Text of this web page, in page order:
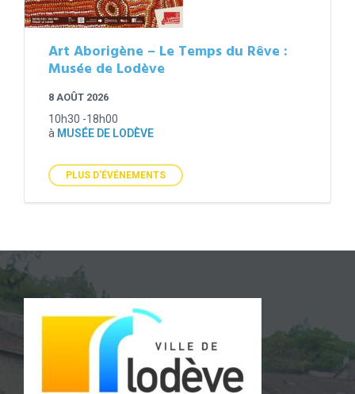
Art Aborigène – Le Temps du Rêve :
Musée de Lodève
8 AOÛT 2026
10h30 -18h00
à MUSÉE DE LODÈVE
PLUS D'ÉVÉNEMENTS